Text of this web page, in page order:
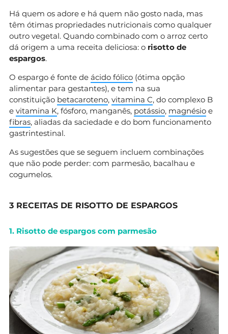
Há quem os adore e há quem não gosto nada, mas
têm ótimas propriedades nutricionais como qualquer
outro vegetal. Quando combinado com o arroz certo
dá origem a uma receita deliciosa: o risotto de
espargos.
O espargo é fonte de ácido fólico (ótima opção
alimentar para gestantes), e tem na sua
constituição betacaroteno, vitamina C, do complexo B
e vitamina K, fósforo, manganês, potássio, magnésio e
fibras, aliadas da saciedade e do bom funcionamento
gastrintestinal.
As sugestões que se seguem incluem combinações
que não pode perder: com parmesão, bacalhau e
cogumelos.
3 RECEITAS DE RISOTTO DE ESPARGOS
1. Risotto de espargos com parmesão